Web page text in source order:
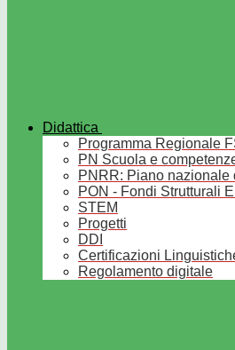
Didattica
Programma Regionale
PN Scuola e
PNRR: Piano
PON - Fondi Strutturali
STEM
Progetti
DDI
Certificazioni
Regolamento digitale